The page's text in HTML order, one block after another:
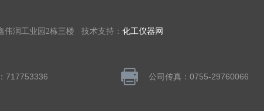
伟润工业园2栋三楼 技术支持： 化工仪器网
717753336 公司传真：0755-29760066